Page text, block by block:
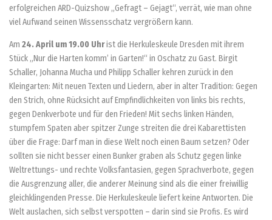
erfolgreichen ARD-Quizshow „Gefragt – Gejagt“, verrät, wie man ohne
viel Aufwand seinen Wissensschatz vergrößern kann.
Am 24. April um 19.00 Uhrist die Herkuleskeule Dresden mit ihrem
Stück „Nur die Harten komm’ in Garten!“ in Oschatz zu Gast. Birgit
Schaller, Johanna Mucha und Philipp Schaller kehren zurück in den
Kleingarten: Mit neuen Texten und Liedern, aber in alter Tradition: Gegen
den Strich, ohne Rücksicht auf Empfindlichkeiten von links bis rechts,
gegen Denkverbote und für den Frieden! Mit sechs linken Händen,
stumpfem Spaten aber spitzer Zunge streiten die drei Kabarettisten
über die Frage: Darf man in diese Welt noch einen Baum setzen? Oder
sollten sie nicht besser einen Bunker graben als Schutz gegen linke
Weltrettungs- und rechte Volksfantasien, gegen Sprachverbote, gegen
die Ausgrenzung aller, die anderer Meinung sind als die einer freiwillig
gleichklingenden Presse. Die Herkuleskeule liefert keine Antworten. Die
Welt auslachen, sich selbst verspotten – darin sind sie Profis. Es wird